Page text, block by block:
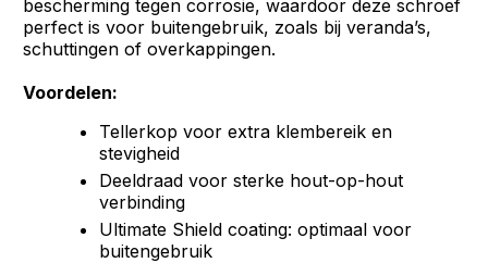
bescherming tegen corrosie, waardoor deze schroef
perfect is voor buitengebruik, zoals bij veranda’s,
schuttingen of overkappingen.
Voordelen:
Tellerkop voor extra klembereik en
stevigheid
Deeldraad voor sterke hout-op-hout
verbinding
Ultimate Shield coating: optimaal voor
buitengebruik